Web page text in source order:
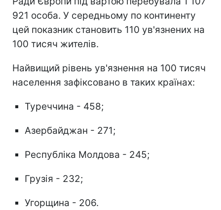
921 особа. У середньому по континенту
цей показник становить 110 ув'язнених на
100 тисяч жителів.
Найвищий рівень ув'язнення на 100 тисяч
населення зафіксовано в таких країнах:
Туреччина - 458;
Азербайджан - 271;
Республіка Молдова - 245;
Грузія - 232;
Угорщина - 206.